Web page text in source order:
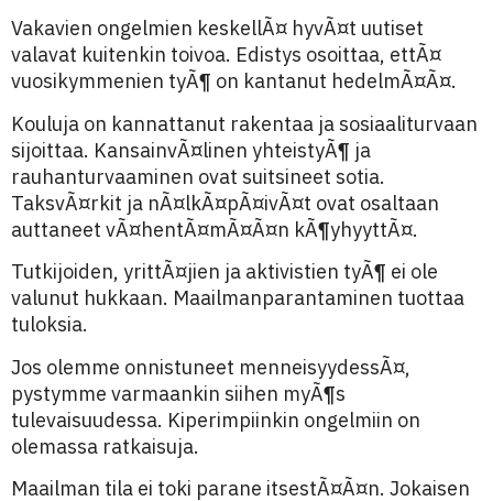
Vakavien ongelmien keskellÃ¤ hyvÃ¤t uutiset
valavat kuitenkin toivoa. Edistys osoittaa, ettÃ¤
vuosikymmenien tyÃ¶ on kantanut hedelmÃ¤Ã¤.
Kouluja on kannattanut rakentaa ja sosiaaliturvaan
sijoittaa. KansainvÃ¤linen yhteistyÃ¶ ja
rauhanturvaaminen ovat suitsineet sotia.
TaksvÃ¤rkit ja nÃ¤lkÃ¤pÃ¤ivÃ¤t ovat osaltaan
auttaneet vÃ¤hentÃ¤mÃ¤Ã¤n kÃ¶yhyyttÃ¤.
Tutkijoiden, yrittÃ¤jien ja aktivistien tyÃ¶ ei ole
valunut hukkaan. Maailmanparantaminen tuottaa
tuloksia.
Jos olemme onnistuneet menneisyydessÃ¤,
pystymme varmaankin siihen myÃ¶s
tulevaisuudessa. Kiperimpiinkin ongelmiin on
olemassa ratkaisuja.
Maailman tila ei toki parane itsestÃ¤Ã¤n. Jokaisen